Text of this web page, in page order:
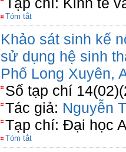
Tóm tắt
Khảo sát sinh kế
sử dụng hệ sinh
Phố Long Xuyên,
Số tạp chí
Tác giả: Nguyễn
Tạp chí: Đại học
Tóm tắt